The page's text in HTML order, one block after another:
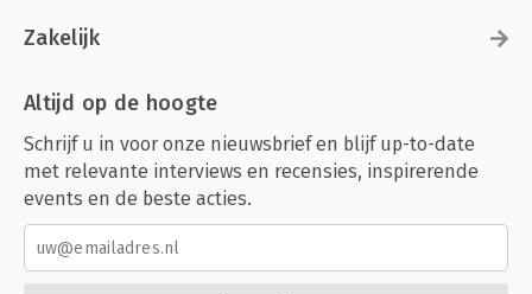
Zakelijk
Altijd op de hoogte
Schrijf u in voor onze nieuwsbrief en blijf up-to-date
met relevante interviews en recensies, inspirerende
events en de beste acties.